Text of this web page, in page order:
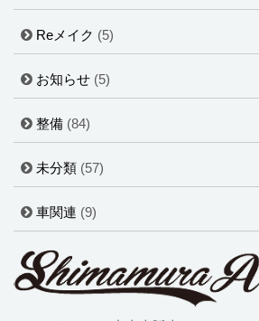
Reメイク (5)
お知らせ (5)
整備 (84)
未分類 (57)
車関連 (9)